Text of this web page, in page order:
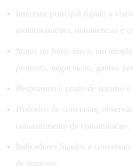
Interesse principal ligado a
monitoramento, manutencao e
Status no funil: novo, em
proposta, negociacao, ganho,
Responsavel, prazo de retorno
Historico de conversas,
consentimento de comunicacao.
Indicadores ligados a
de resposta.